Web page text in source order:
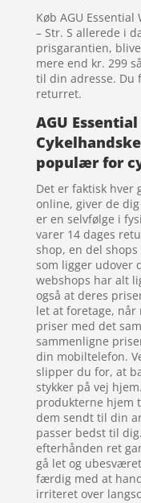
Køb AGU
– Str. S allerede i
prisgarantien,
mere end kr. 299
til din adresse. Du
returret.
AGU
populær for
Det er faktisk hver
online, giver de
er en selvfølge i
varer 14 dages
shop, en del
som ligger udover
webshops har alt
også at deres
let at foretage, når
priser med det
sammenligne
din mobiltelefon.
slipper du for, at
stykker på vej
produkterne hjem
dem sendt til din
passer bedst til
efterhånden ret
gå let og
færdig med at
irriteret over